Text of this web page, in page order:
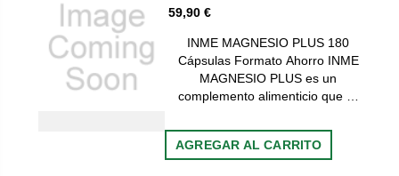
59,90 €
INME MAGNESIO PLUS 180
Cápsulas Formato Ahorro INME
MAGNESIO PLUS es un
complemento alimenticio que …
AGREGAR AL CARRITO